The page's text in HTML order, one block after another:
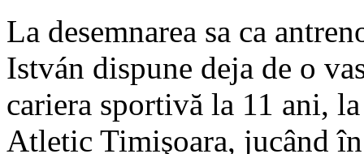
La desemnarea sa ca
István dispune deja de o
cariera sportivă la 11 ani,
Atletic Timişoara, jucând